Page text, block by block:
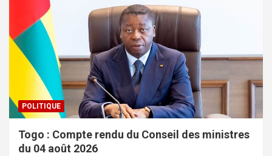
POLITIQUE
Togo : Compte rendu du Conseil des ministres
du 04 août 2026